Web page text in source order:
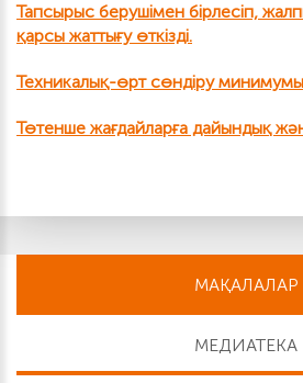
Тапсырыс берушімен бірлесіп,
қарсы жаттығу өткізді.
Техникалық-өрт сөндіру минимумы
Төтенше жағдайларға дайындық
МАҚАЛАЛАР
МЕДИАТЕКА